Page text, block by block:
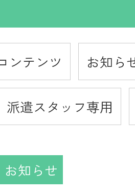
お知らせ
ンテンツ お知ら
派遣スタッフ専用